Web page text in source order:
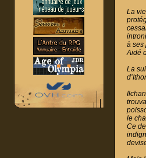
La
à ses
Aidé
La
le
Ce